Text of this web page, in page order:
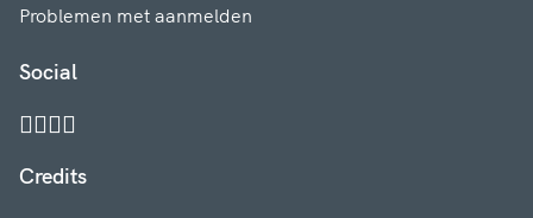
Problemen met aanmelden
Social
Credits